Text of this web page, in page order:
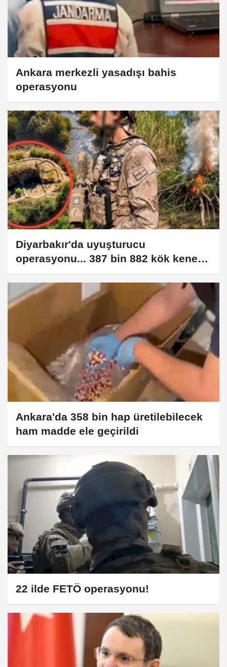
Ankara merkezli yasadışı bahis
operasyonu
Diyarbakır'da uyuşturucu
operasyonu... 387 bin 882 kök kenevir
ve skunk ele geçirildi
Ankara'da 358 bin hap üretilebilecek
ham madde ele geçirildi
22 ilde FETÖ operasyonu!